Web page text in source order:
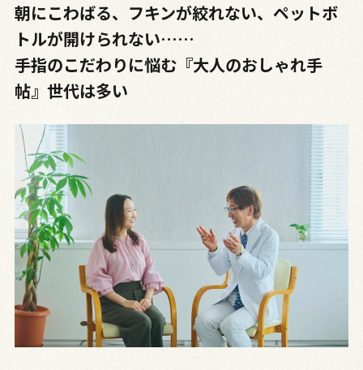
朝にこわばる、フキンが絞れない、ペットボ
トルが開けられない……
手指のこだわりに悩む『大人のおしゃれ手
帖』世代は多い